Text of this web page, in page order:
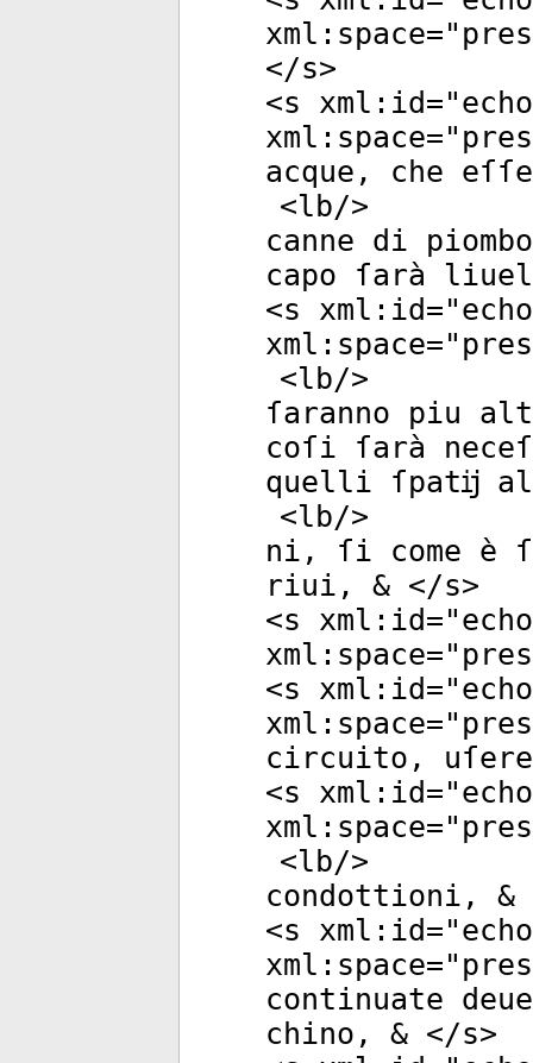
xml:space="
</s>
<s xml:id="
xml:space="
acque, che
<lb/>
canne di
capo ſarà
<s xml:id="
xml:space="
<lb/>
ſaranno piu
coſi ſarà
quelli ſpatĳ
<lb/>
ni, ſi come è
riui, & </s>
<s xml:id="
xml:space="
<s xml:id="
xml:space="
circuito,
<s xml:id="
xml:space="
<lb/>
condottioni, &
<s xml:id="
xml:space="
continuate
chino, & </s>